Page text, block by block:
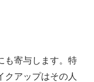
も寄与します。特
クアップはその人